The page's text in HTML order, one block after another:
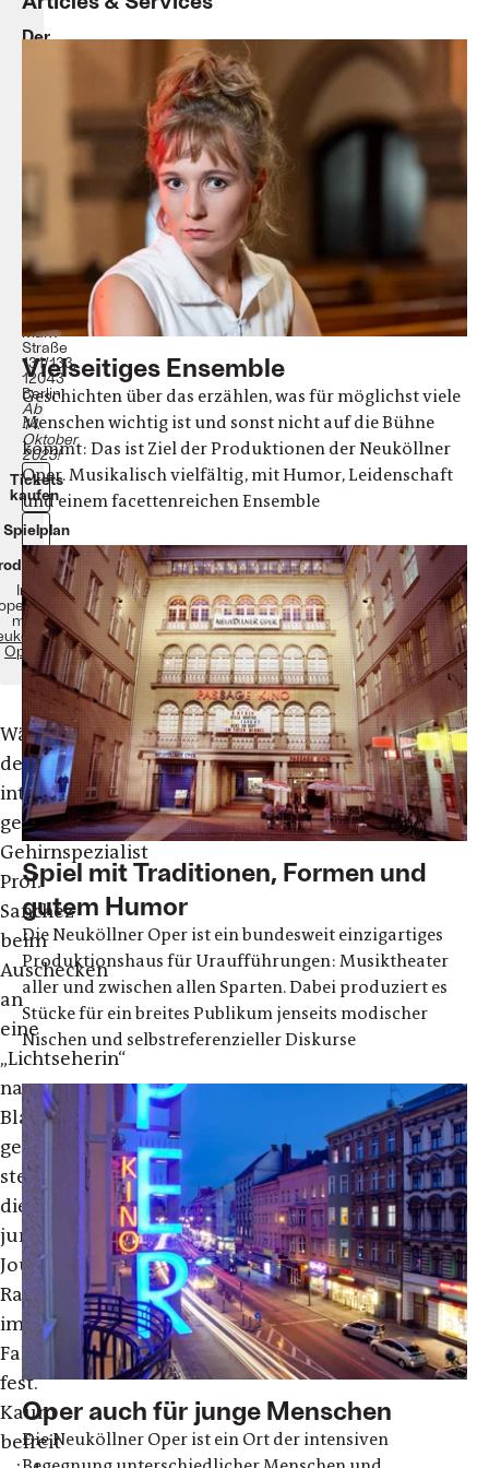
Der
Neuköllner
englischen
und
spanischen
Übertiteln
Veranstaltungsort:
Neuköllner
Oper
|
Karl-
Marx-
Straße
131/133,
12043
Berlin
Ab
14.
Oktober
2023!
Tickets
kaufen
Spielplan
In
mit
Oper
Während
der
international
gefragte
Gehirnspezialist
Prof.
Sanchez
beim
Auschecken
an
eine
„Lichtseherin“
namens
Blanche
gerät,
steckt
die
junge
Journalistin
Raquel
im
Fahrstuhl
fest.
Kaum
befreit
Vielseitiges Ensemble
Geschichten über das erzählen, was für möglichst viele
Menschen wichtig ist und sonst nicht auf die Bühne
kommt: Das ist Ziel der Produktionen der Neuköllner
Oper. Musikalisch vielfältig, mit Humor, Leidenschaft
und einem facettenreichen Ensemble
Spiel mit Traditionen, Formen und
gutem Humor
Die Neuköllner Oper ist ein bundesweit einzigartiges
Produktionshaus für Uraufführungen: Musiktheater
aller und zwischen allen Sparten. Dabei produziert es
Stücke für ein breites Publikum jenseits modischer
Nischen und selbstreferenzieller Diskurse
Oper auch für junge Menschen
Die Neuköllner Oper ist ein Ort der intensiven